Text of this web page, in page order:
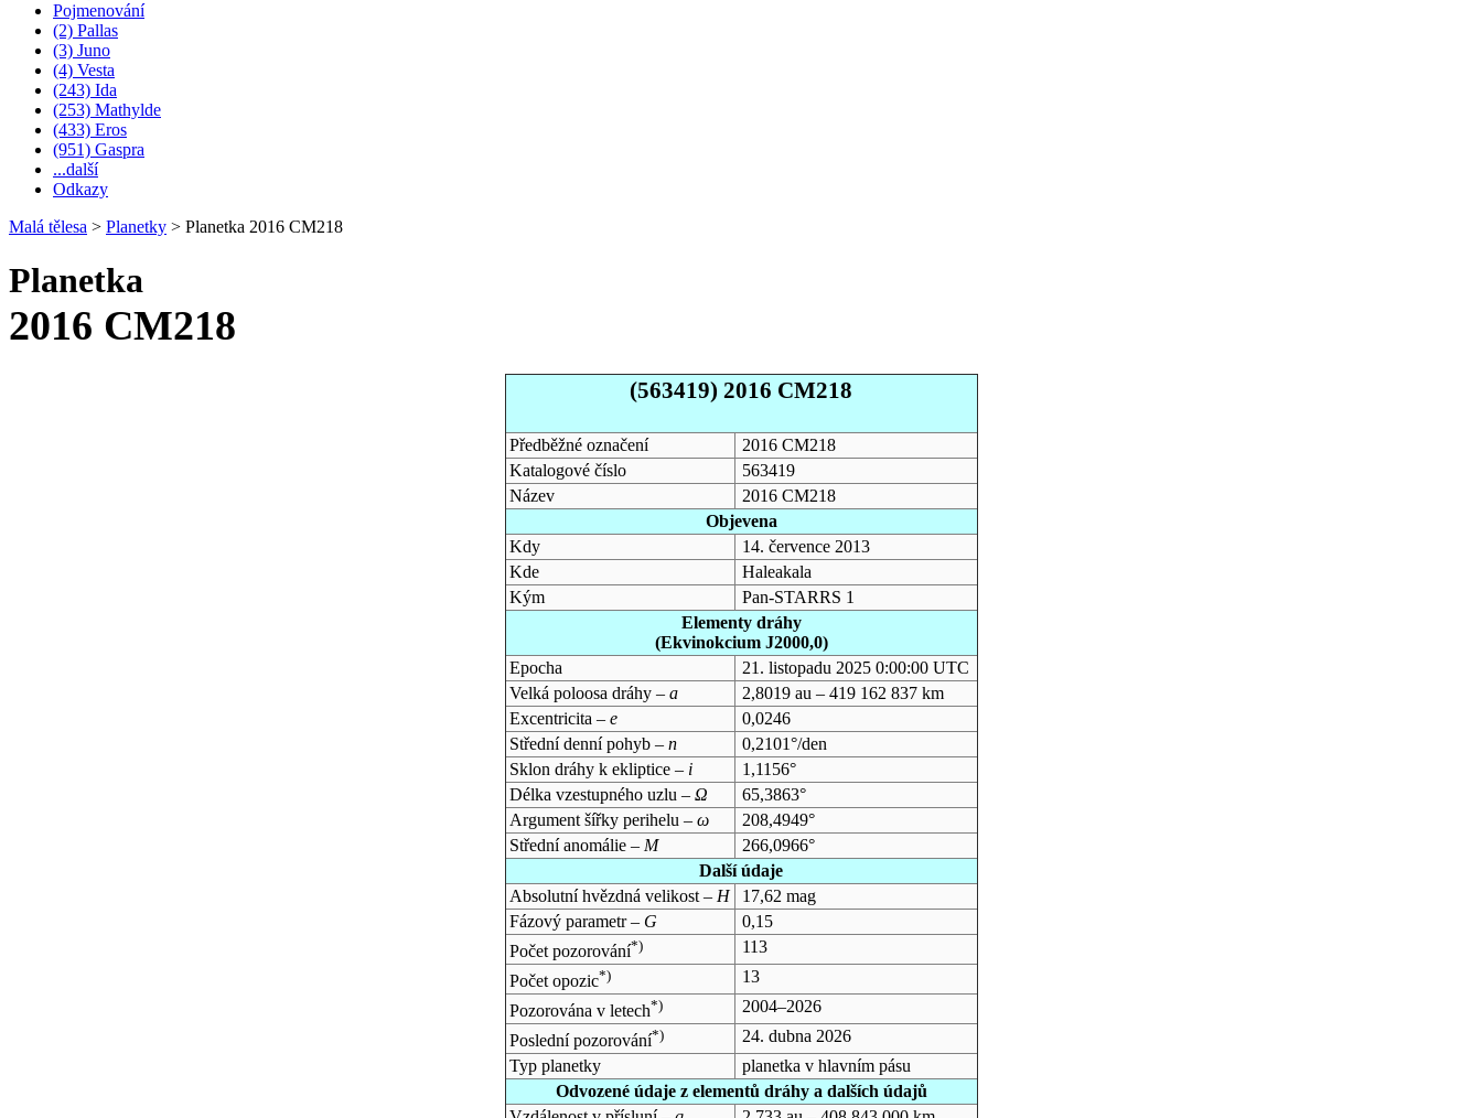
Pojmenování
(2) Pallas
(3) Juno
(4) Vesta
(243) Ida
(253) Mathylde
(433) Eros
(951) Gaspra
...další
Odkazy
Malá tělesa > Planetky > Planetka 2016 CM218
Planetka
2016 CM218
(563419) 2016 CM218
Předběžné označení
2016 CM218
Katalogové číslo
563419
Název
2016 CM218
Objevena
Kdy
14. července 2013
Kde
Haleakala
Kým
Pan-STARRS 1
Elementy dráhy
(Ekvinokcium J2000,0)
Epocha
21. listopadu 2025 0:00:00 UTC
Velká poloosa dráhy – a
2,8019 au – 419 162 837 km
Excentricita – e
0,0246
Střední denní pohyb – n
0,2101°/den
Sklon dráhy k ekliptice – i
1,1156°
Délka vzestupného uzlu – Ω
65,3863°
Argument šířky perihelu – ω
208,4949°
Střední anomálie – M
266,0966°
Další údaje
Absolutní hvězdná velikost – H
17,62 mag
Fázový parametr – G
0,15
Počet pozorování*)
113
Počet opozic*)
13
Pozorována v letech*)
2004–2026
Poslední pozorování*)
24. dubna 2026
Typ planetky
planetka v hlavním pásu
Odvozené údaje z elementů dráhy a dalších údajů